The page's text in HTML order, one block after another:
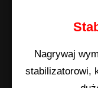
Nagrywaj
stabilizatorowi,